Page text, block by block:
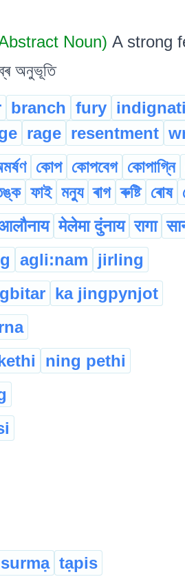
Noun) A strong
অনুভূতি
branch fury
rage resentment
কোপ কোপবেগ কোপাগ্নি
ফাই মন্যু ৰাগ ৰুষ্টি ৰোষ
मेलेमा दुंनाय रागा
agli:nam jirling
ka jingpynjot
ning pethi
surmạ tạpis